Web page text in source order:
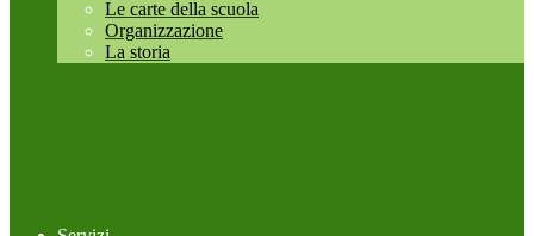
Le carte della scuola
Organizzazione
La storia